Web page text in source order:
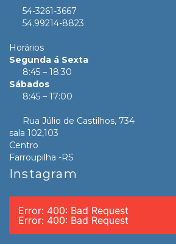
54-3261-3667
54.99214-8823
Horários
Segunda á Sexta
8:45 – 18:30
Sábados
8:45 – 17:00
Rua Júlio de Castilhos, 734
sala 102,103
Centro
Farroupilha -RS
Instagram
Error: 400: Bad Request
Error: 400: Bad Request